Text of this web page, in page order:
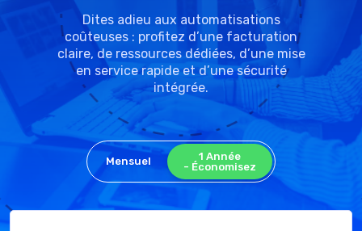
Dites adieu aux automatisations
coûteuses : profitez d’une facturation
claire, de ressources dédiées, d’une mise
en service rapide et d’une sécurité
intégrée.
Mensuel
1 Année
- Économisez